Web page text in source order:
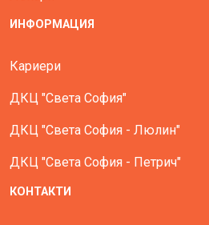
ИНФОРМАЦИЯ
Кариери
ДКЦ "Света София"
ДКЦ "Света София - Люлин"
ДКЦ "Света София - Петрич"
КОНТАКТИ